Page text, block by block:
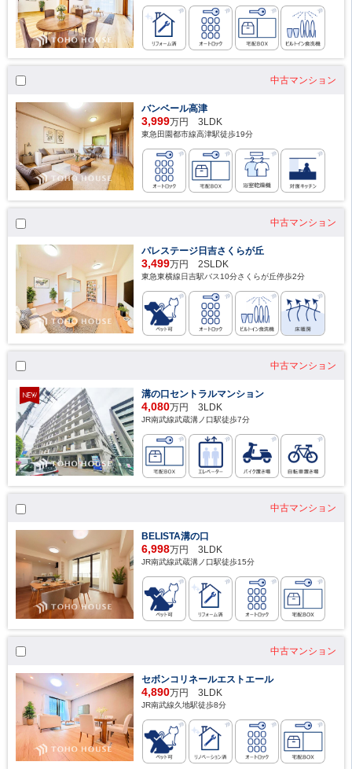
中古マンション
バンベール高津
3,999万円 3LDK
東急田園都市線高津駅徒歩19分
中古マンション
パレステージ日吉さくらが丘
3,499万円 2SLDK
東急東横線日吉駅バス10分さくらが丘停歩2分
中古マンション
溝の口セントラルマンション
4,080万円 3LDK
JR南武線武蔵溝ノ口駅徒歩7分
中古マンション
BELISTA溝の口
6,998万円 3LDK
JR南武線武蔵溝ノ口駅徒歩15分
中古マンション
セボンコリネールエストエール
4,890万円 3LDK
JR南武線久地駅徒歩8分